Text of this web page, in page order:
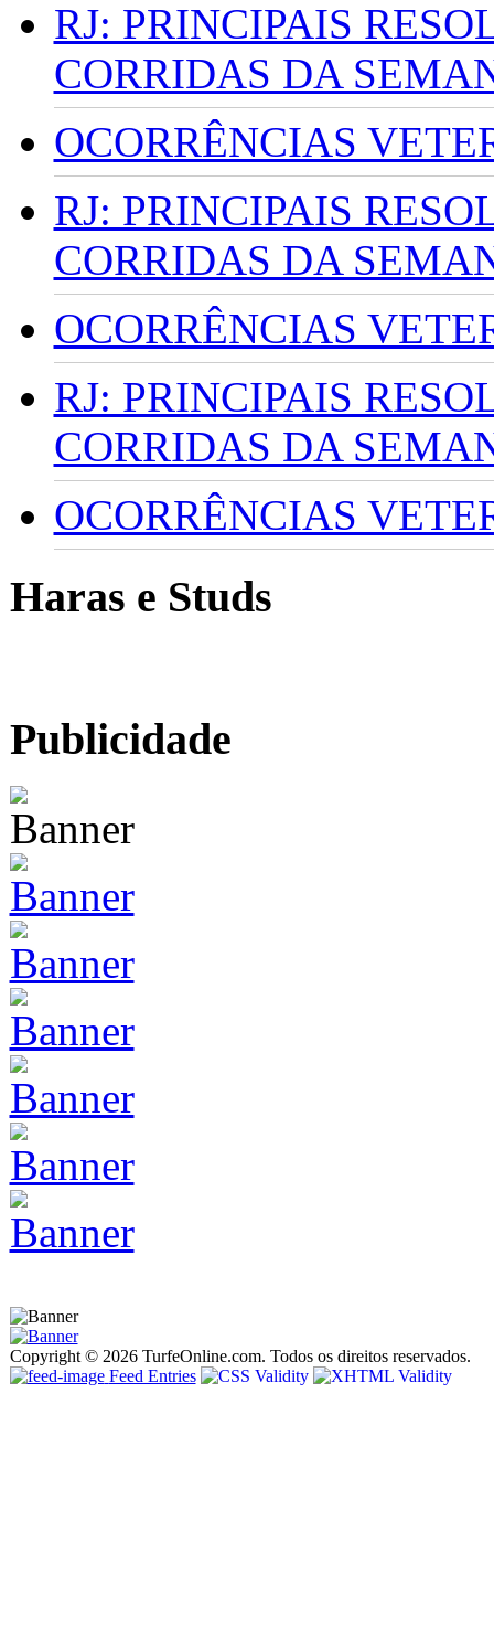
RJ: PRINCIPAIS
CORRIDAS DA
OCORRÊNCIAS
RJ: PRINCIPAIS
CORRIDAS DA
OCORRÊNCIAS
RJ: PRINCIPAIS
CORRIDAS DA
OCORRÊNCIAS
Haras e Studs
Publicidade
Copyright © 2026 TurfeOnline.com. Todos os direitos reservados.
Feed Entries